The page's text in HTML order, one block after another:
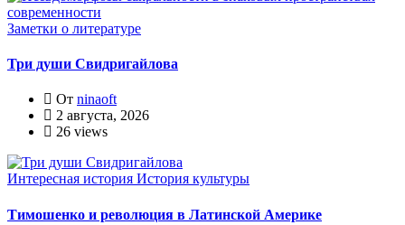
Заметки о литературе
Три души Свидригайлова
От ninaoft
2 августа, 2026
26 views
Интересная история История культуры
Тимошенко и революция в Латинской Америке